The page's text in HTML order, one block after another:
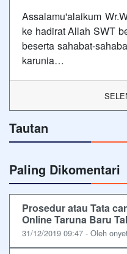
Assalamu'alaikum
ke hadirat Allah SWT
beserta sahabat-
karunia…
Tautan
Paling Dikomentari
Prosedur atau Tata
Online Taruna Baru
31/12/2019 09:47 - Oleh